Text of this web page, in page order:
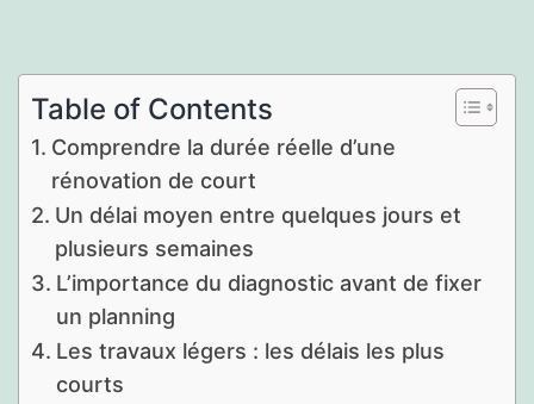
Table of Contents
Comprendre la durée réelle d’une
rénovation de court
Un délai moyen entre quelques jours et
plusieurs semaines
L’importance du diagnostic avant de fixer
un planning
Les travaux légers : les délais les plus
courts